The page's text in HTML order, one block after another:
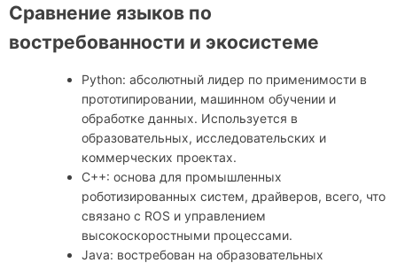
Сравнение языков по
востребованности и экосистеме
Python: абсолютный лидер по применимости в
прототипировании, машинном обучении и
обработке данных. Используется в
образовательных, исследовательских и
коммерческих проектах.
C++: основа для промышленных
роботизированных систем, драйверов, всего, что
связано с ROS и управлением
высокоскоростными процессами.
Java: востребован на образовательных